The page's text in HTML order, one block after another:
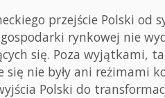
przejście Polski
rynkowej nie
się. Poza wyjątkami,
się nie były ani reżimami
Polski do